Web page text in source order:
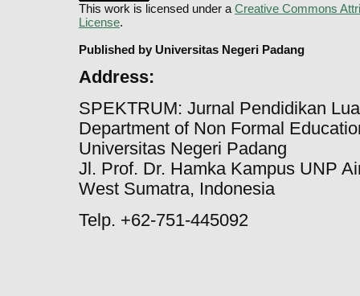
This work is licensed under a Creative Commons
License.
Published by Universitas Negeri Padang
Address:
SPEKTRUM: Jurnal Pendidikan
Department of Non Formal
Universitas Negeri Padang
Jl. Prof. Dr. Hamka Kampus UNP
West Sumatra, Indonesia
Telp. +62-751-445092